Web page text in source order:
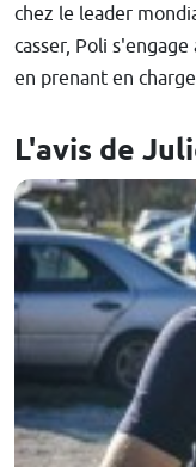
chez le leader
casser, Poli
en prenant en
L'avis de